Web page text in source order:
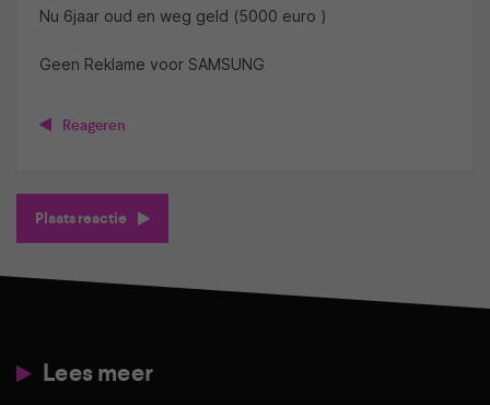
Nu 6jaar oud en weg geld (5000 euro )
Geen Reklame voor SAMSUNG
Reageren
Plaats reactie
Lees meer